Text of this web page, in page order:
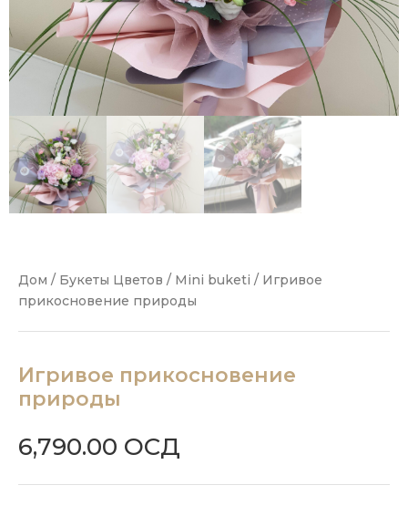
Дом / Букеты Цветов / Mini buketi / Игривое
прикосновение природы
Игривое прикосновение
природы
6,790.00 ОСД